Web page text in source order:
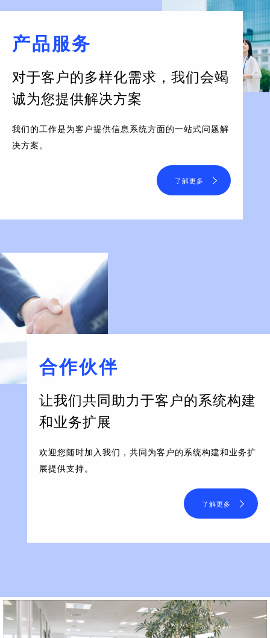
产品服务
对于客户的多样化需求， 我们会竭
诚为您提供解决方案
我们的工作是为客户提供信息系统方面的一站式问题解
决方案。
了解更多
合作伙伴
让我们共同助力于客户的系统构建
和业务扩展
欢迎您随时加入我们，共同为客户的系统构建和业务扩
展提供支持。
了解更多